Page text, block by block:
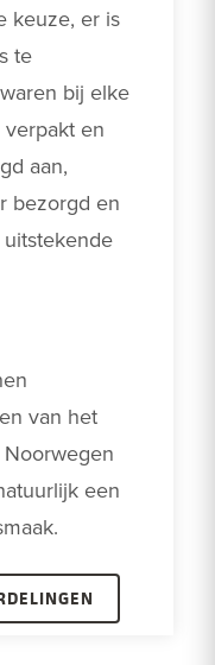
keuze, er is
te
bij elke
en
aan,
bezorgd en
van het
een